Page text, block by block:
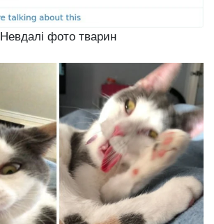
Невдалі фото тварин